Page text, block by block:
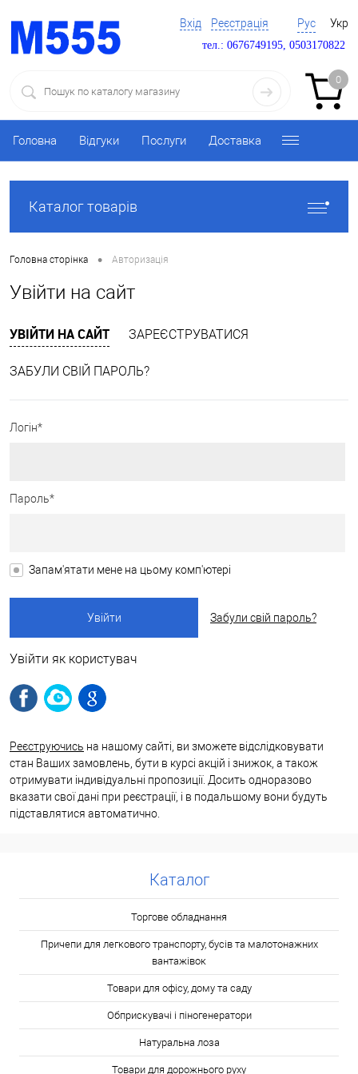
Вхід Реєстрація Рус Укр
тел.: 0676749195, 0503170822
0
Головна Відгуки Послуги Доставка
Каталог товарів
Головна сторінка • Авторизація
Увійти на сайт
УВІЙТИ НА САЙТ ЗАРЕЄСТРУВАТИСЯ
ЗАБУЛИ СВІЙ ПАРОЛЬ?
Логін*
Пароль*
Запам'ятати мене на цьому комп'ютері
Забули свій пароль?
Увійти як користувач
Реєструючись на нашому сайті, ви зможете відслідковувати
стан Ваших замовлень, бути в курсі акцій і знижок, а також
отримувати індивідуальні пропозиції. Досить одноразово
вказати свої дані при реєстрації, і в подальшому вони будуть
підставлятися автоматично.
Каталог
Торгове обладнання
Причепи для легкового транспорту, бусів та малотонажних
вантажівок
Товари для офісу, дому та саду
Обприскувачі і піногенератори
Натуральна лоза
Товари для дорожнього руху